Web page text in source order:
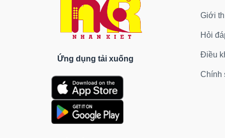
Ứng dụng tải xuống
Giới
Hỏi
Điều
Chính